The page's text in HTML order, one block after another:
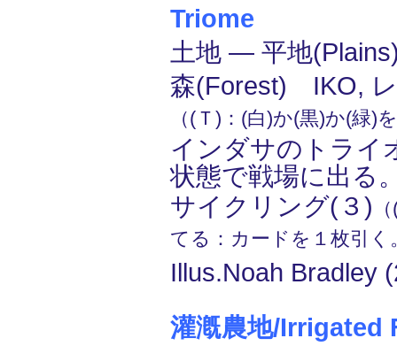
Triome
土地 ― 平地
森(Forest) IKO,
（(Ｔ)：(白)か(黒)か(緑)
インダサのトライ
状態で戦場に出る
サイクリング(３)
てる：カードを１枚引く
Illus.Noah Bradley
灌漑農地/Irrigated